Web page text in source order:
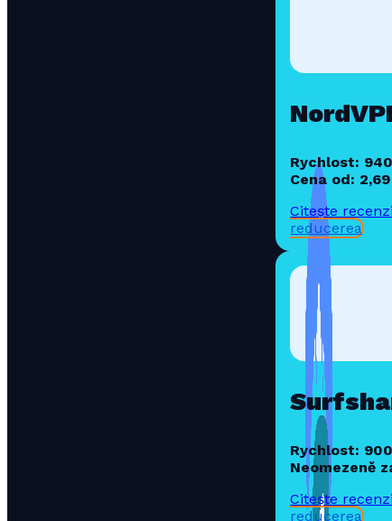
Rychlost:
Cena od:
Citește
reducerea
Rychlost:
Neomezeně
Citește
reducerea